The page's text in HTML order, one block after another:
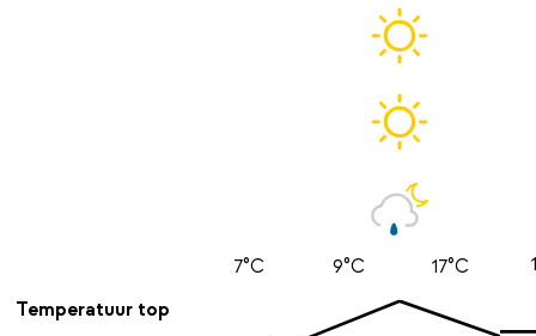
Temperatuur top
7°C 9°C 17°C